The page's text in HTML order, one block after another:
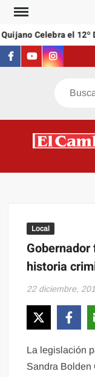
Saltar
contenidoCelebra el 12º
Facebook
YoutubeInstagram
Buscar
Local
historia
22 diciembre,
La legislación
Sandra Bolden